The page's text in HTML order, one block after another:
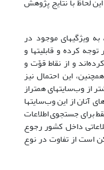
ویژگیهای موجود در
کرده و قابلیتها و
و از نقاط قوّت و
این احتمال نیز
از وب‌سایتهای همتراز
آنان از این وب‌سایتها
برای جستجوی اطلاعات
داخل کشور رجوع
است از تفاوت در نوع